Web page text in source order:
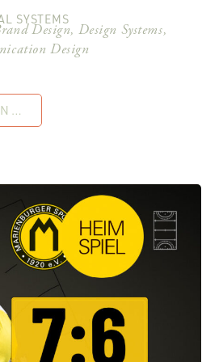
SYSTEMS
Design, Design Systems,
Design
…